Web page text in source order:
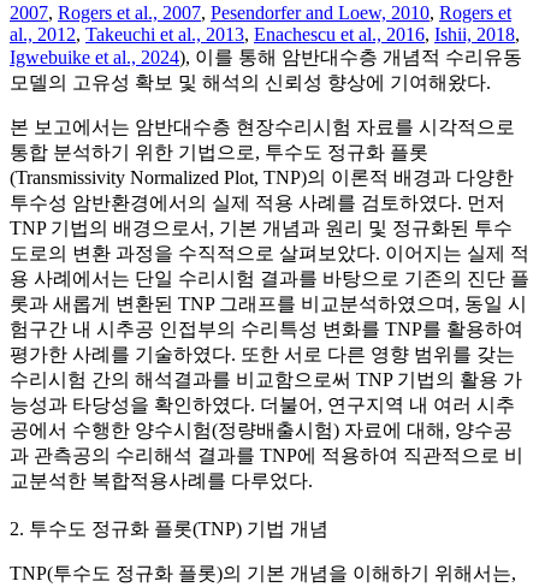
2007, Rogers et al., 2007, Pesendorfer and Loew, 2010, Rogers et
al., 2012, Takeuchi et al., 2013, Enachescu et al., 2016, Ishii, 2018,
Igwebuike et al., 2024), 이를 통해 암반대수층 개념적 수리유동
모델의 고유성 확보 및 해석의 신뢰성 향상에 기여해왔다.
본 보고에서는 암반대수층 현장수리시험 자료를 시각적으로
통합 분석하기 위한 기법으로, 투수도 정규화 플롯
(Transmissivity Normalized Plot, TNP)의 이론적 배경과 다양한
투수성 암반환경에서의 실제 적용 사례를 검토하였다. 먼저
TNP 기법의 배경으로서, 기본 개념과 원리 및 정규화된 투수
도로의 변환 과정을 수직적으로 살펴보았다. 이어지는 실제 적
용 사례에서는 단일 수리시험 결과를 바탕으로 기존의 진단 플
롯과 새롭게 변환된 TNP 그래프를 비교분석하였으며, 동일 시
험구간 내 시추공 인접부의 수리특성 변화를 TNP를 활용하여
평가한 사례를 기술하였다. 또한 서로 다른 영향 범위를 갖는
수리시험 간의 해석결과를 비교함으로써 TNP 기법의 활용 가
능성과 타당성을 확인하였다. 더불어, 연구지역 내 여러 시추
공에서 수행한 양수시험(정량배출시험) 자료에 대해, 양수공
과 관측공의 수리해석 결과를 TNP에 적용하여 직관적으로 비
교분석한 복합적용사례를 다루었다.
2. 투수도 정규화 플롯(TNP) 기법 개념
TNP(투수도 정규화 플롯)의 기본 개념을 이해하기 위해서는,